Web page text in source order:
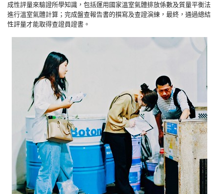
成性評量來驗證所學知識，包括運用國家溫室氣體排放係數及質量平衡法
進行溫室氣體計算；完成盤查報告書的撰寫及查證演練，最終，通過總結
性評量才能取得查證員證書。